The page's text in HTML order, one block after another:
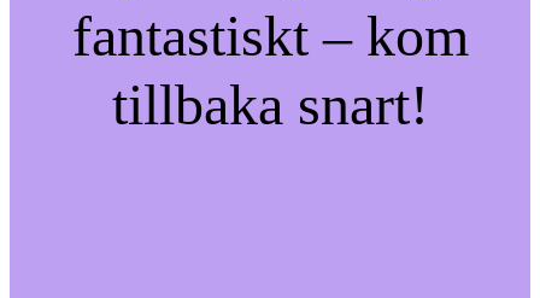
fantastiskt – kom
tillbaka snart!